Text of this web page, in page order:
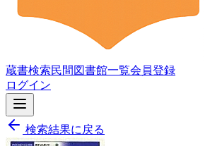
蔵書検索民間図書館一覧会員登録
ログイン
検索結果に戻る